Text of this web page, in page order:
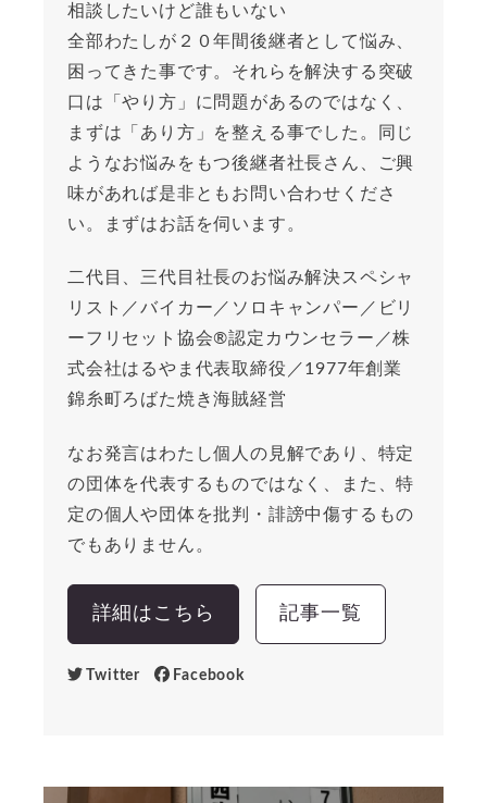
相談したいけど誰もいない
全部わたしが２０年間後継者として悩み、
困ってきた事です。それらを解決する突破
口は「やり方」に問題があるのではなく、
まずは「あり方」を整える事でした。同じ
ようなお悩みをもつ後継者社長さん、ご興
味があれば是非ともお問い合わせくださ
い。まずはお話を伺います。
二代目、三代目社長のお悩み解決スペシャ
リスト／バイカー／ソロキャンパー／ビリ
ーフリセット協会®︎認定カウンセラー／株
式会社はるやま代表取締役／1977年創業
錦糸町ろばた焼き海賊経営
なお発言はわたし個人の見解であり、特定
の団体を代表するものではなく、また、特
定の個人や団体を批判・誹謗中傷するもの
でもありません。
詳細はこちら 記事一覧
Twitter Facebook